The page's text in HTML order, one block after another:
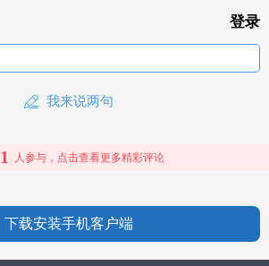
登录
我来说两句
1 人参与，点击查看更多精彩评论
下载安装手机客户端